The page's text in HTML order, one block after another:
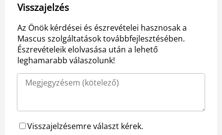
Visszajelzés
Az Önök kérdései és észrevételei hasznosak a
Mascus szolgáltatások továbbfejlesztésében.
Észrevételeik elolvasása után a lehető
leghamarabb válaszolunk!
Visszajelzésemre választ kérek.